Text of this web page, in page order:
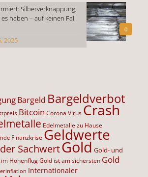
0
Silberverknappung,
es haben – auf keinen Fall
2025
Bargeld Bargeldverbot
Bitcoin Corona Virus Crash
Edelmetalle zu Hause
Finanzkrise Geldwerte
SachwertGold Gold- und
HöhenflugGold ist am sichersten Gold
Internationaler